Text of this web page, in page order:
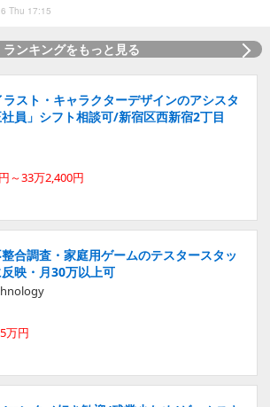
Thu 17:15
ランキングをもっと見る
ラスト・キャラクターデザインのアシスタ
員」シフト相談可/新宿区西新宿2丁目
～33万2,400円
合調査・家庭用ゲームのテスタースタッ
映・月30万以上可
万円